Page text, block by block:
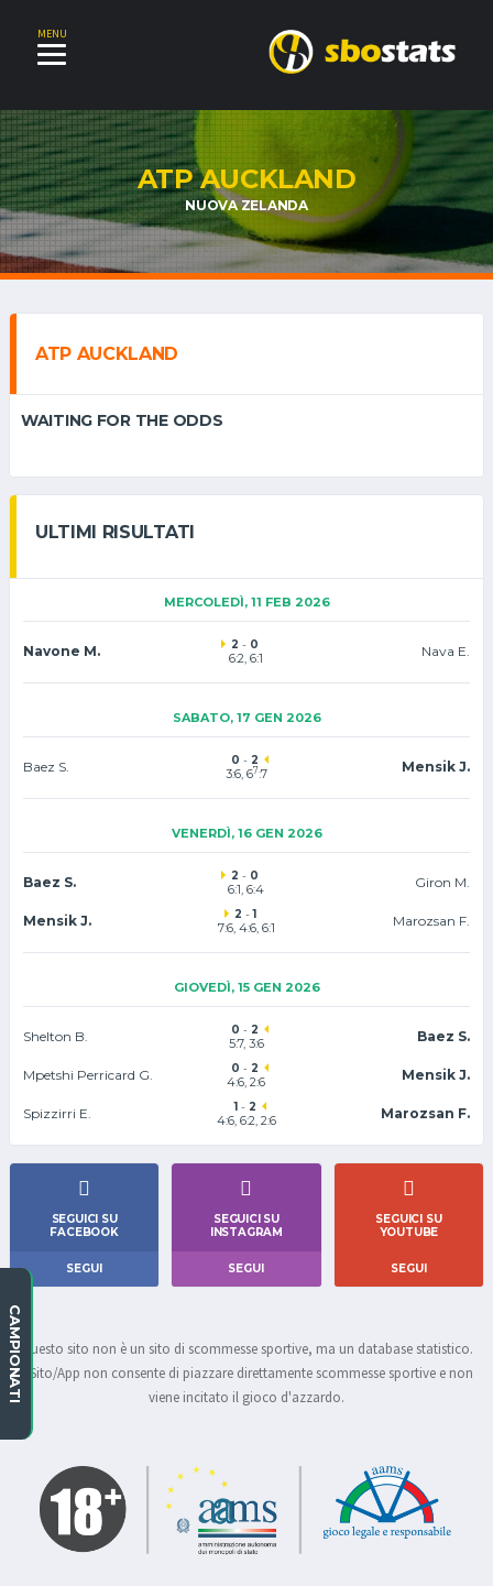
MENU
ATP AUCKLAND
NUOVA ZELANDA
ATP AUCKLAND
WAITING FOR THE ODDS
ULTIMI RISULTATI
MERCOLEDÌ, 11 FEB 2026
Navone M. 2 - 0
6:2, 6:1 Nava E.
SABATO, 17 GEN 2026
Baez S. 0 - 2
3:6, 67:7 Mensik J.
VENERDÌ, 16 GEN 2026
Baez S. 2 - 0
6:1, 6:4 Giron M.
Mensik J. 2 -1
7:6, 4:6, 6:1 Marozsan F.
GIOVEDÌ, 15 GEN 2026
Shelton B. 0 - 2
5:7, 3:6 Baez S.
Mpetshi Perricard G. 0 - 2
4:6, 2:6 Mensik J.
Spizzirri E. 1- 2
4:6, 6:2, 2:6 Marozsan F.
SEGUICI SU
FACEBOOK
SEGUI
SEGUICI SU
INSTAGRAM
SEGUI
SEGUICI SU
YOUTUBE
SEGUI
Questo sito non è un sito di scommesse sportive, ma un database statistico.
Il Sito/App non consente di piazzare direttamente scommesse sportive e non
viene incitato il gioco d'azzardo.
CAMPIONATI